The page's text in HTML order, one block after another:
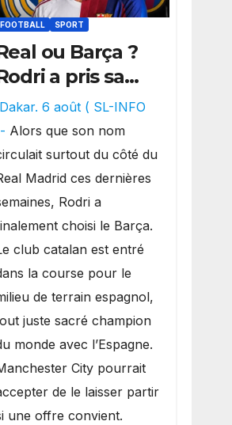
FOOTBALL SPORT
ou Barça ?
a pris sa
décision, un
qui
faire
bruit sur
marché des
Dakar. 6 août ( SL-INFO
Alors que son nom
surtout du côté du
Madrid ces dernières
Rodri a
choisi le Barça.
club catalan est entré
la course pour le
de terrain espagnol,
juste sacré champion
monde avec l’Espagne.
City pourrait
de le laisser partir
une offre convient.